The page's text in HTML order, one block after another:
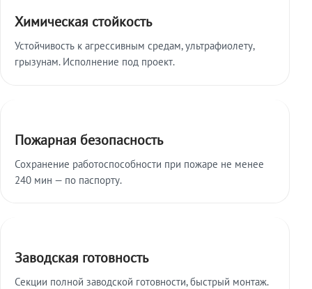
Химическая стойкость
Устойчивость к агрессивным средам, ультрафиолету,
грызунам. Исполнение под проект.
Пожарная безопасность
Сохранение работоспособности при пожаре не менее
240 мин — по паспорту.
Заводская готовность
Секции полной заводской готовности, быстрый монтаж.